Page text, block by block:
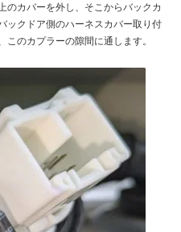
のカバーを外し、そこからバックカ
ックドア側のハーネスカバー取り付
のカプラーの隙間に通します。